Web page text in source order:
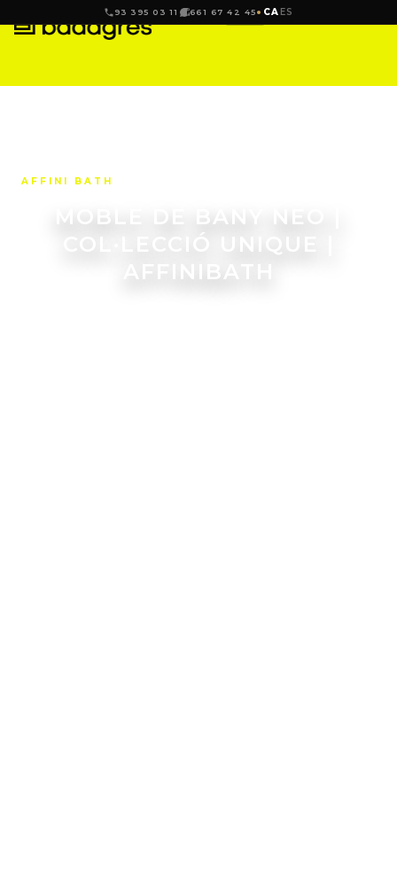
93 395 03 11 661 67 42 45 CA ES
MOBLE DE BANY NEO |
COL·LECCIÓ UNIQUE |
AFFINIBATH
AFFINI BATH